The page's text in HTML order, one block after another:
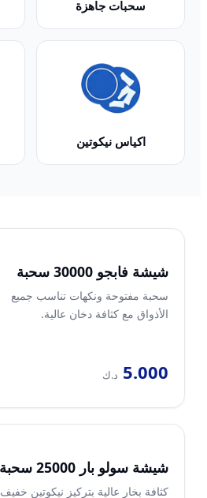
سحبات جاهزة
اكياس نيكوتين
شيشة فابجو 30000 سحبة
سحبة مفتوحة ونكهات تناسب جميع
الأذواق مع كثافة دخان عالية.
5.000 د.ك
شيشة سولو بار 25000 سحبة
كثافة بخار عالية بتركيز نيكوتين خفيف